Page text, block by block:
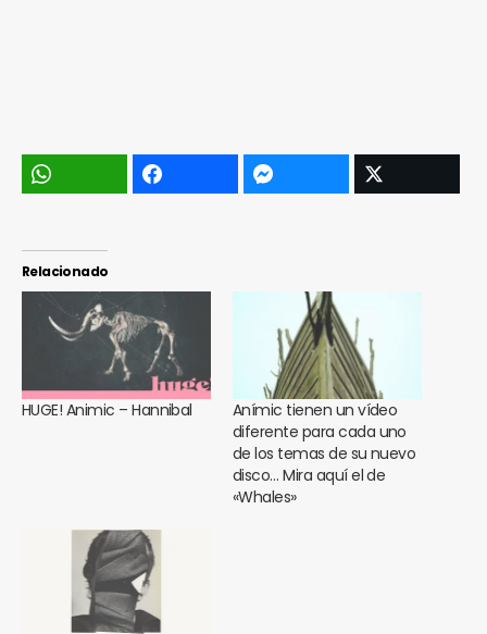
Relacionado
HUGE! Animic – Hannibal
Anímic tienen un vídeo
diferente para cada uno
de los temas de su nuevo
disco… Mira aquí el de
«Whales»